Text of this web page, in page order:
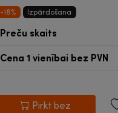
-18% Izpārdošana
Preču skaits
Cena 1 vienībai bez PVN
Pirkt bez